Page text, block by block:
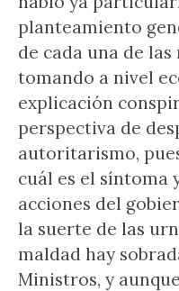
planteamiento
de cada una de
tomando a nivel
explicación
perspectiva de
autoritarismo,
cuál es el síntoma
acciones del
la suerte de las
maldad hay
Ministros, y